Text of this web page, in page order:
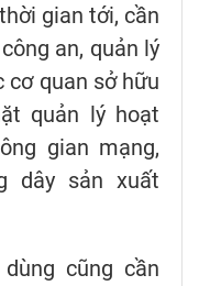
gian tới, cần
an, quản lý
cơ quan sở hữu
quản lý hoạt
gian mạng,
dây sản xuất
cũng cần